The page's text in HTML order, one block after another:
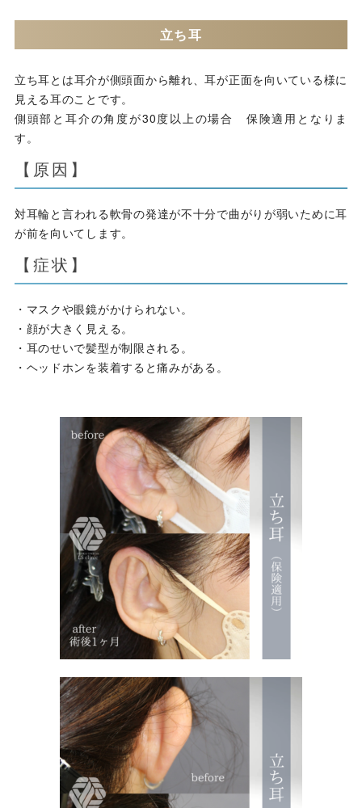
立ち耳
立ち耳とは耳介が側頭面から離れ、耳が正面を向いている様に
見える耳のことです。
側頭部と耳介の角度が30度以上の場合 保険適用となりま
す。
【原因】
対耳輪と言われる軟骨の発達が不十分で曲がりが弱いために耳
が前を向いてします。
【症状】
・マスクや眼鏡がかけられない。
・顔が大きく見える。
・耳のせいで髪型が制限される。
・ヘッドホンを装着すると痛みがある。